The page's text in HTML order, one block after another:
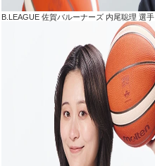
B.LEAGUE 佐賀バルーナーズ 内尾聡理 選手